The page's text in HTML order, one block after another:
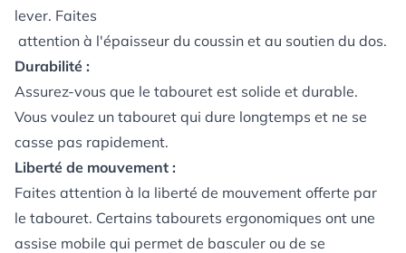
lever. Faites
attention à l'épaisseur du coussin et au soutien du dos.
Durabilité :
Assurez-vous que le tabouret est solide et durable.
Vous voulez un tabouret qui dure longtemps et ne se
casse pas rapidement.
Liberté de mouvement :
Faites attention à la liberté de mouvement offerte par
le tabouret. Certains tabourets ergonomiques ont une
assise mobile qui permet de basculer ou de se